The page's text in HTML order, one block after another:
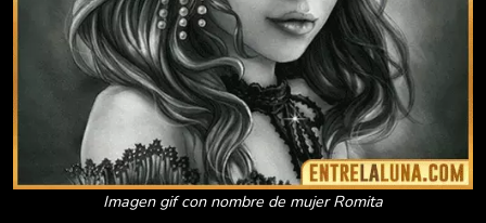
Imagen gif con nombre de mujer Romita